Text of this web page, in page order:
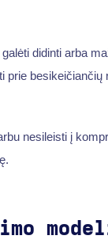
didinti arba
prie besikeičiančių
nesileisti į